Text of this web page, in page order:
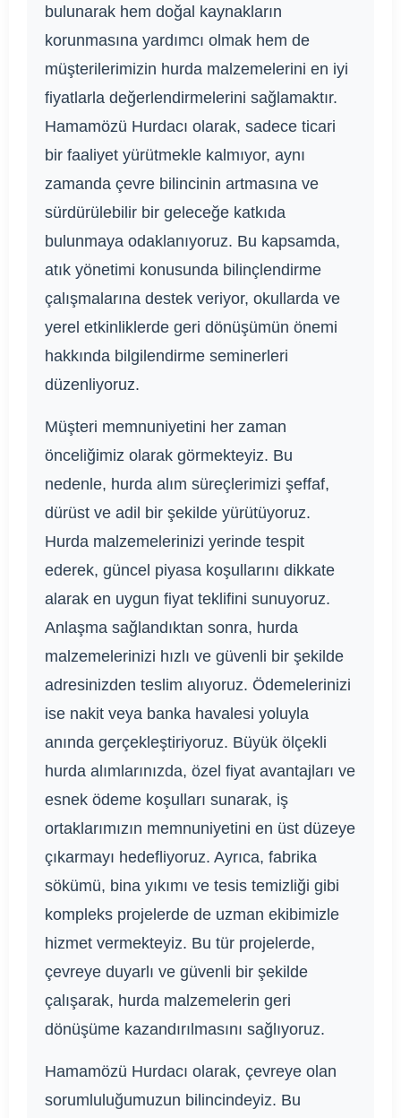
bulunarak hem doğal kaynakların
korunmasına yardımcı olmak hem de
müşterilerimizin hurda malzemelerini en iyi
fiyatlarla değerlendirmelerini sağlamaktır.
Hamamözü Hurdacı olarak, sadece ticari
bir faaliyet yürütmekle kalmıyor, aynı
zamanda çevre bilincinin artmasına ve
sürdürülebilir bir geleceğe katkıda
bulunmaya odaklanıyoruz. Bu kapsamda,
atık yönetimi konusunda bilinçlendirme
çalışmalarına destek veriyor, okullarda ve
yerel etkinliklerde geri dönüşümün önemi
hakkında bilgilendirme seminerleri
düzenliyoruz.
Müşteri memnuniyetini her zaman
önceliğimiz olarak görmekteyiz. Bu
nedenle, hurda alım süreçlerimizi şeffaf,
dürüst ve adil bir şekilde yürütüyoruz.
Hurda malzemelerinizi yerinde tespit
ederek, güncel piyasa koşullarını dikkate
alarak en uygun fiyat teklifini sunuyoruz.
Anlaşma sağlandıktan sonra, hurda
malzemelerinizi hızlı ve güvenli bir şekilde
adresinizden teslim alıyoruz. Ödemelerinizi
ise nakit veya banka havalesi yoluyla
anında gerçekleştiriyoruz. Büyük ölçekli
hurda alımlarınızda, özel fiyat avantajları ve
esnek ödeme koşulları sunarak, iş
ortaklarımızın memnuniyetini en üst düzeye
çıkarmayı hedefliyoruz. Ayrıca, fabrika
sökümü, bina yıkımı ve tesis temizliği gibi
kompleks projelerde de uzman ekibimizle
hizmet vermekteyiz. Bu tür projelerde,
çevreye duyarlı ve güvenli bir şekilde
çalışarak, hurda malzemelerin geri
dönüşüme kazandırılmasını sağlıyoruz.
Hamamözü Hurdacı olarak, çevreye olan
sorumluluğumuzun bilincindeyiz. Bu